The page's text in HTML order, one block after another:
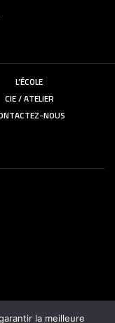
L’ÉCOLE
CIE / ATELIER
NOUS
la meilleure